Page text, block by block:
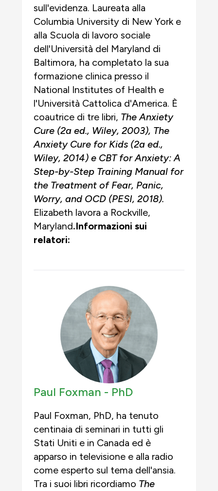
sull'evidenza. Laureata alla
Columbia University di New York e
alla Scuola di lavoro sociale
dell'Università del Maryland di
Baltimora, ha completato la sua
formazione clinica presso il
National Institutes of Health e
l'Università Cattolica d'America. È
coautrice di tre libri, The Anxiety
Cure (2a ed., Wiley, 2003), The
Anxiety Cure for Kids (2a ed.,
Wiley, 2014) e CBT for Anxiety: A
Step-by-Step Training Manual for
the Treatment of Fear, Panic,
Worry, and OCD (PESI, 2018).
Elizabeth lavora a Rockville,
Maryland.Informazioni sui
relatori:
Paul Foxman - PhD
Paul Foxman, PhD, ha tenuto
centinaia di seminari in tutti gli
Stati Uniti e in Canada ed è
apparso in televisione e alla radio
come esperto sul tema dell'ansia.
Tra i suoi libri ricordiamo The